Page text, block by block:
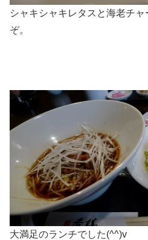
シャキシャキレタスと海老チ
ぞ。
大満足のランチでした(^^)v